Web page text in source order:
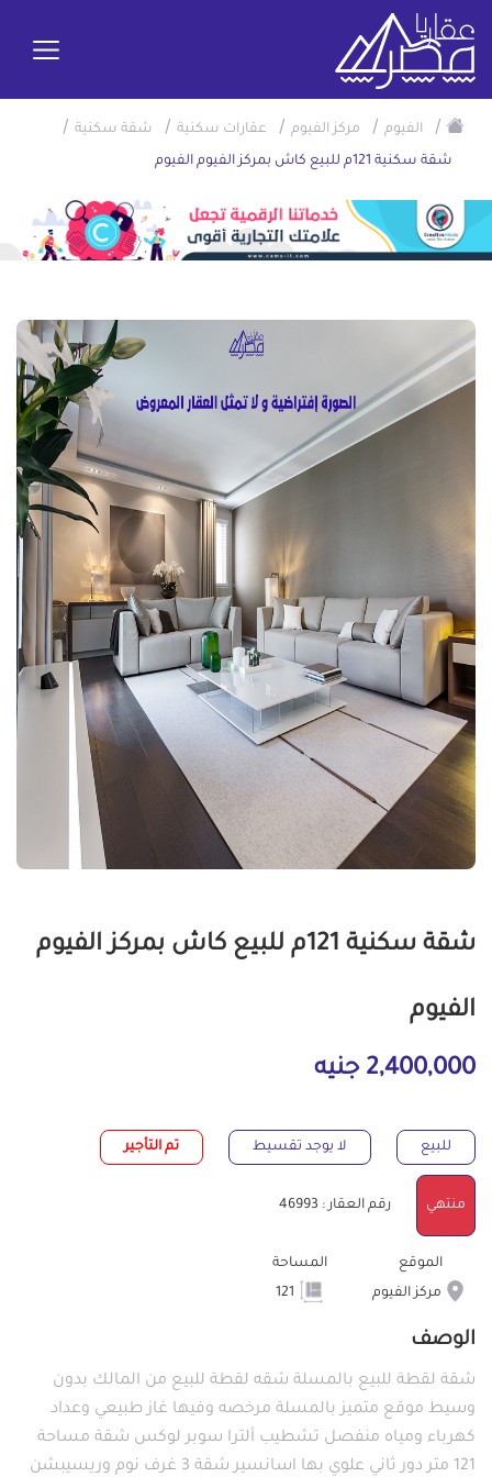
/ الفيوم / مركز الفيوم / عقارات سكنية / شقة سكنية /
شقة سكنية 121م للبيع كاش بمركز الفيوم الفيوم
شقة سكنية 121م للبيع كاش بمركز الفيوم
الفيوم
2,400,000 جنيه
للبيع لا يوجد تقسيط تم التأجير
منتهي رقم العقار : 46993
الموقع
مركز الفيوم
المساحة
الوصف
شقة لقطة للبيع بالمسلة شقه لقطة للبيع من المالك بدون
وسيط موقع متميز بالمسلة مرخصه وفيها غاز طبيعي وعداد
كهرباء ومياه منفصل تشطيب ألترا سوبر لوكس شقة مساحة
121 متر دور ثاني علوي بها اسانسير شقة 3 غرف نوم وريسيبشن